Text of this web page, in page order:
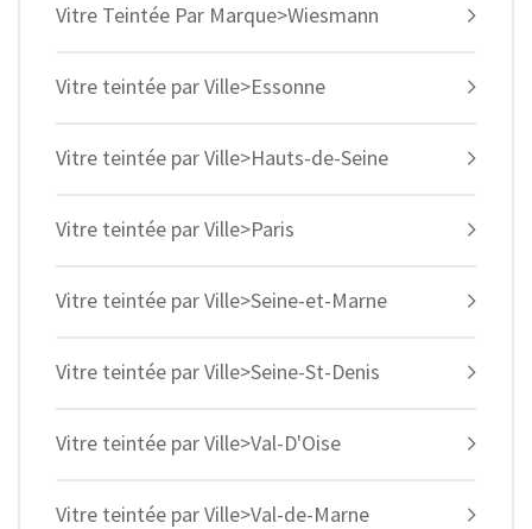
Vitre Teintée Par Marque>Wiesmann
Vitre teintée par Ville>Essonne
Vitre teintée par Ville>Hauts-de-Seine
Vitre teintée par Ville>Paris
Vitre teintée par Ville>Seine-et-Marne
Vitre teintée par Ville>Seine-St-Denis
Vitre teintée par Ville>Val-D'Oise
Vitre teintée par Ville>Val-de-Marne